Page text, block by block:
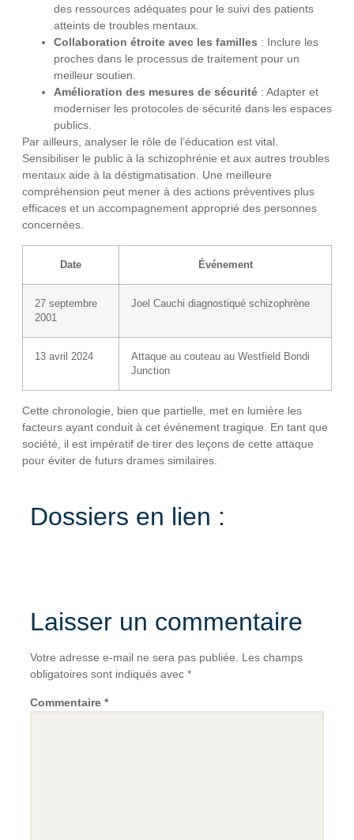
des ressources adéquates pour le suivi des patients
atteints de troubles mentaux.
Collaboration étroite avec les familles : Inclure les
proches dans le processus de traitement pour un
meilleur soutien.
Amélioration des mesures de sécurité : Adapter et
moderniser les protocoles de sécurité dans les espaces
publics.
Par ailleurs, analyser le rôle de l’éducation est vital.
Sensibiliser le public à la schizophrénie et aux autres troubles
mentaux aide à la déstigmatisation. Une meilleure
compréhension peut mener à des actions préventives plus
efficaces et un accompagnement approprié des personnes
concernées.
Date Événement
27 septembre
2001
Joel Cauchi diagnostiqué schizophrène
13 avril 2024
Attaque au couteau au Westfield Bondi
Junction
Cette chronologie, bien que partielle, met en lumière les
facteurs ayant conduit à cet événement tragique. En tant que
société, il est impératif de tirer des leçons de cette attaque
pour éviter de futurs drames similaires.
Dossiers en lien :
Laisser un commentaire
Votre adresse e-mail ne sera pas publiée.
Les champs
obligatoires sont indiqués avec *
Commentaire *